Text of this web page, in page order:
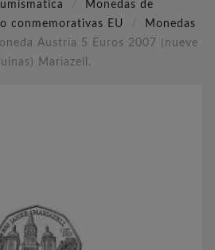
Monedas de
conmemorativas EU
Monedas
Austria 5 Euros 2007 (nueve
Mariazell.